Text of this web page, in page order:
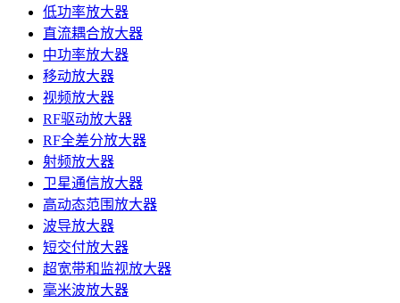
低功率放大器
直流耦合放大器
中功率放大器
移动放大器
视频放大器
RF驱动放大器
RF全差分放大器
射频放大器
卫星通信放大器
高动态范围放大器
波导放大器
短交付放大器
超宽带和监视放大器
毫米波放大器